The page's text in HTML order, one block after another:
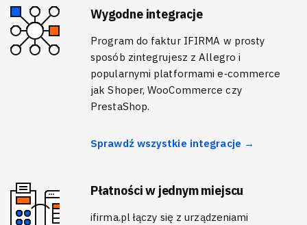
Wygodne integracje
Program do faktur IFIRMA w prosty
sposób zintegrujesz z Allegro i
popularnymi platformami e‑commerce
jak Shoper, WooCommerce czy
PrestaShop.
Sprawdź wszystkie integracje →
Płatności w jednym miejscu
ifirma.pl łączy się z urządzeniami